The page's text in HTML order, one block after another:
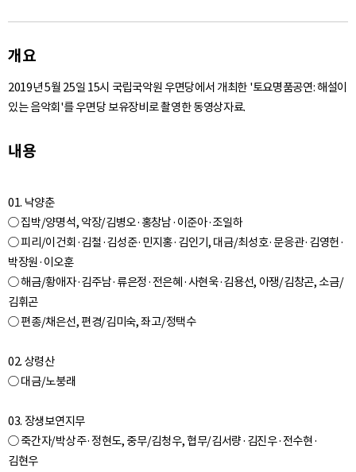
개요
2019년 5월 25일 15시 국립국악원 우면당에서 개최한 '토요명품공연: 해설이
있는 음악회'를 우면당 보유장비로 촬영한 동영상자료.
내용
01. 낙양춘
○ 집박/양명석, 악장/김병오·홍창남·이준아·조일하
○ 피리/이건회·김철·김성준·민지홍·김인기, 대금/최성호·문응관·김영헌·
박장원·이오훈
○ 해금/황애자·김주남·류은정·전은혜·사현욱·김용선, 아쟁/김창곤, 소금/
김휘곤
○ 편종/채은선, 편경/김미숙, 좌고/정택수
02. 상령산
○ 대금/노붕래
03. 장생보연지무
○ 죽간자/박상주·정현도, 중무/김청우, 협무/김서량·김진우·전수현·
김현우